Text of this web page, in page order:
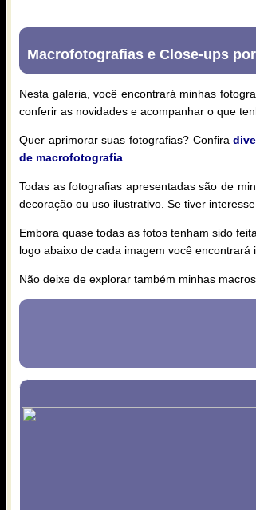
Macrofotografias e Close-ups
Nesta galeria, você encontrará minhas
conferir as novidades e acompanhar o que
Quer aprimorar suas fotografias? Confira
de macrofotografia
Todas as fotografias apresentadas são de
decoração ou uso ilustrativo. Se tiver
Embora quase todas as fotos tenham sido
logo abaixo de cada imagem você encontrará
Não deixe de explorar também minhas